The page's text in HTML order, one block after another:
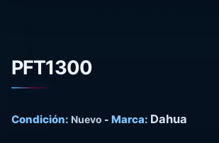
PFT1300
Condición: Nuevo - Marca: Dahua